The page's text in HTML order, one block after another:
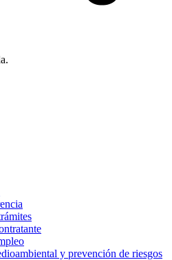
y prevención de riesgos